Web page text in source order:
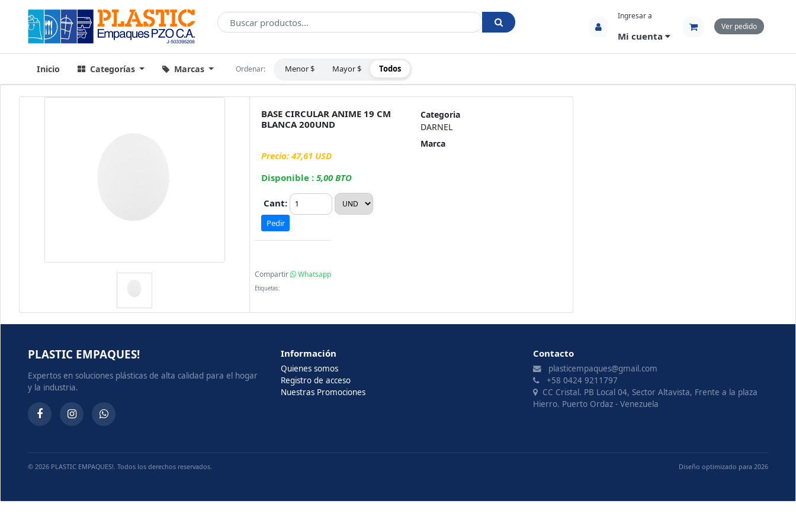
Ingresar a
Mi cuenta
Ver pedido
Inicio Categorías Marcas Ordenar: Menor $ Mayor $ Todos
BASE CIRCULAR ANIME 19 CM
BLANCA 200UND
Precio: 47,61 USD
Disponible :5,00 BTO
Cant:
Pedir
Categoria
DARNEL
Marca
Compartir Whatsapp
Etiquetas:
PLASTIC EMPAQUES!
Expertos en soluciones plásticas de alta calidad para el hogar
y la industria.
Información
Quienes somos
Registro de acceso
Nuestras Promociones
Contacto
plasticempaques@gmail.com
+58 0424 9211797
CC Cristal. PB Local 04, Sector Altavista, Frente a la plaza
Hierro. Puerto Ordaz - Venezuela
© 2026 PLASTIC EMPAQUES!. Todos los derechos reservados. Diseño optimizado para 2026